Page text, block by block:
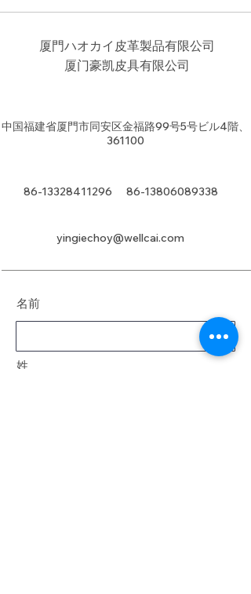
厦門ハオカイ皮革製品有限公司
​厦门豪凯皮具有限公司
中国福建省厦門市同安区金福路99号5号ビル4階、
361100
86-13328411296 86-13806089338
yingiechoy@wellcai.com
名前
姓